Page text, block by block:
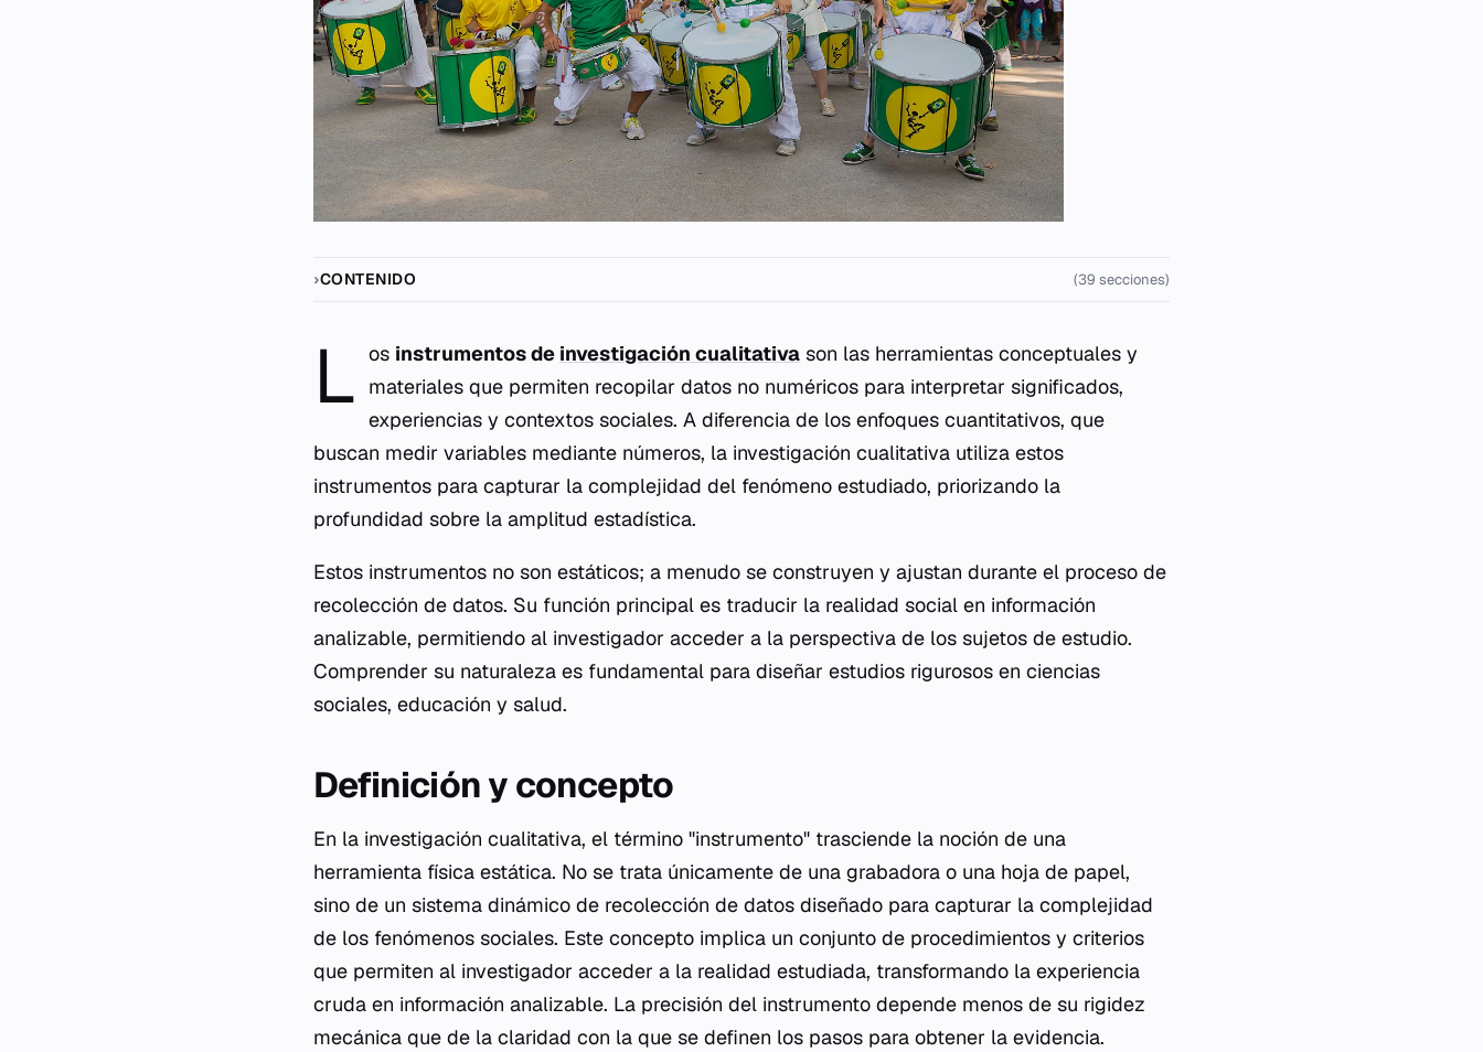
CONTENIDO (39 secciones)
L os instrumentos de investigación cualitativa son las herramientas conceptuales y
materiales que permiten recopilar datos no numéricos para interpretar significados,
experiencias y contextos sociales. A diferencia de los enfoques cuantitativos, que
buscan medir variables mediante números, la investigación cualitativa utiliza estos
instrumentos para capturar la complejidad del fenómeno estudiado, priorizando la
profundidad sobre la amplitud estadística.
Estos instrumentos no son estáticos; a menudo se construyen y ajustan durante el proceso de
recolección de datos. Su función principal es traducir la realidad social en información
analizable, permitiendo al investigador acceder a la perspectiva de los sujetos de estudio.
Comprender su naturaleza es fundamental para diseñar estudios rigurosos en ciencias
sociales, educación y salud.
Definición y concepto
En la investigación cualitativa, el término "instrumento" trasciende la noción de una
herramienta física estática. No se trata únicamente de una grabadora o una hoja de papel,
sino de un sistema dinámico de recolección de datos diseñado para capturar la complejidad
de los fenómenos sociales. Este concepto implica un conjunto de procedimientos y criterios
que permiten al investigador acceder a la realidad estudiada, transformando la experiencia
cruda en información analizable. La precisión del instrumento depende menos de su rigidez
mecánica que de la claridad con la que se definen los pasos para obtener la evidencia.